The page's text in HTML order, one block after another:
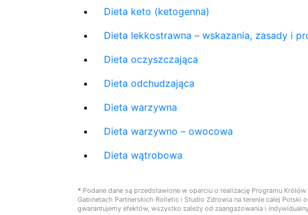
Dieta keto (ketogenna)
Dieta lekkostrawna – wskazania, zasady i
Dieta oczyszczająca
Dieta odchudzająca
Dieta warzywna
Dieta warzywno – owocowa
Dieta wątrobowa
* Podane dane są przedstawione w oparciu o realizację Programu
Gabinetach Partnerskich Rolletic i Studio Zdrowia na terenie całej
gwarantujemy efektów, wszystko zależy od zaangażowania i